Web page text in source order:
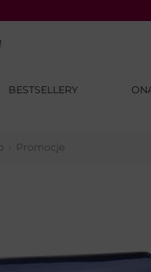
BESTSELLERY
Promocje